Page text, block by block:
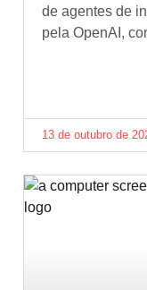
de agentes de
pela OpenAI,
13 de outubro de